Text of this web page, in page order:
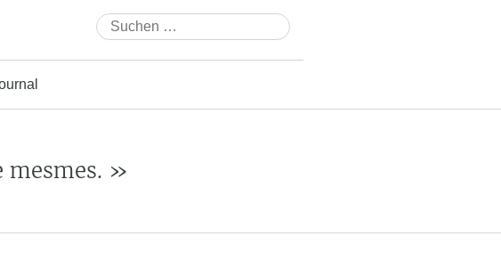
Suchen
nach:
mesmes. »